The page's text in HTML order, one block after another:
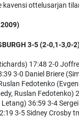
kavensi ottelusarjan
3-5 (2-0,1-3,0-
17:48 2-0
3-0 Daniel Briere
Fedotenko
Ruslan Fedotenko)
36:59 3-4
3-5 Sidney Crosby